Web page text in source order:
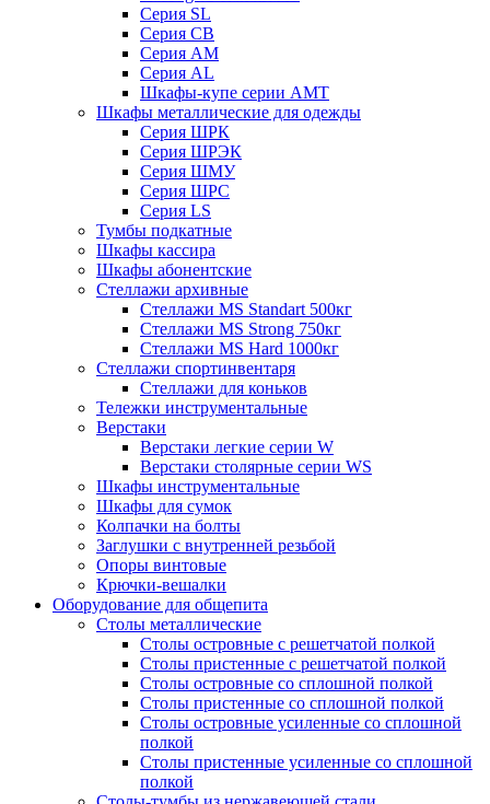
Cерия SL
Серия СВ
Серия АМ
Серия AL
Шкафы-купе серии AMT
Шкафы металлические для одежды
Серия ШРК
Серия ШРЭК
Серия ШМУ
Серия ШРС
Серия LS
Тумбы подкатные
Шкафы кассира
Шкафы абонентские
Стеллажи архивные
Стеллажи MS Standart 500кг
Стеллажи MS Strong 750кг
Стеллажи MS Hard 1000кг
Стеллажи спортинвентаря
Стеллажи для коньков
Тележки инструментальные
Верстаки
Верстаки легкие серии W
Верстаки столярные серии WS
Шкафы инструментальные
Шкафы для сумок
Колпачки на болты
Заглушки с внутренней резьбой
Опоры винтовые
Крючки-вешалки
Оборудование для общепита
Столы металлические
Столы островные с решетчатой полкой
Столы пристенные с решетчатой полкой
Столы островные со сплошной полкой
Столы пристенные со сплошной полкой
Столы островные усиленные со сплошной
полкой
Столы пристенные усиленные со сплошной
полкой